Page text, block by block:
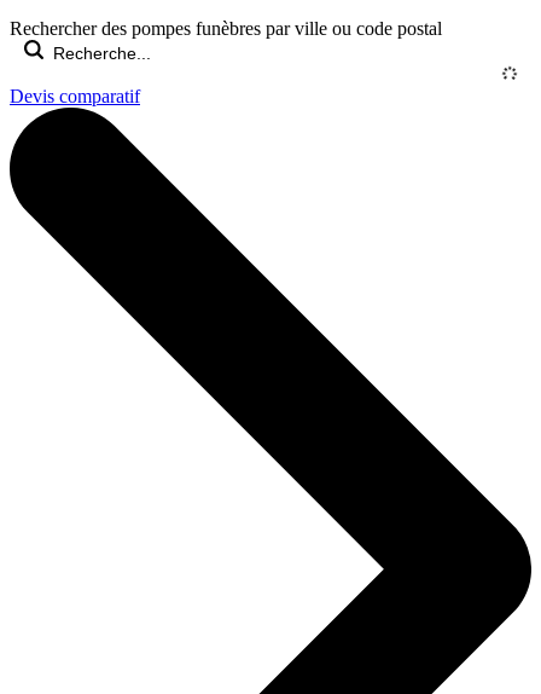
Rechercher des pompes funèbres par ville ou code postal
Devis comparatif